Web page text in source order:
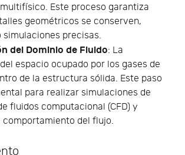
Este proceso garantiza
geométricos se conserven,
precisas.
del Dominio de Fluido: La
espacio ocupado por los gases de
de la estructura sólida. Este paso
para realizar simulaciones de
fluidos computacional (CFD) y
comportamiento del flujo.